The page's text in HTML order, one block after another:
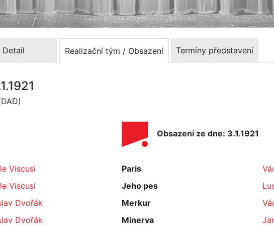
Detail Realizační tým / Obsazení Termíny představení
Viscusi
Viscusi
Dvořák
Dvořák
Obsazení ze dne: 3.1.1921
Paris
Jeho pes
Merkur
Minerva